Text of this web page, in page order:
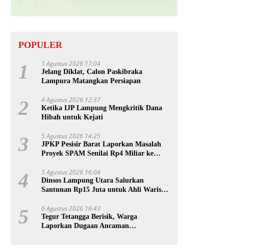
POPULER
1 1 Agustus 2026 17:04
Jelang Diklat, Calon Paskibraka
Lampura Matangkan Persiapan
2 4 Agustus 2026 12:37
Ketika IJP Lampung Mengkritik Dana
Hibah untuk Kejati
3 5 Agustus 2026 14:25
JPKP Pesisir Barat Laporkan Masalah
Proyek SPAM Senilai Rp4 Miliar ke
4 5 Agustus 2026 16:04
Dinsos Lampung Utara Salurkan
Santunan Rp15 Juta untuk Ahli Waris
5 6 Agustus 2026 16:43
Tegur Tetangga Berisik, Warga
Laporkan Dugaan Ancaman